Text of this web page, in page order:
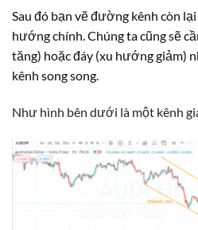
Sau đó bạn vẽ đường kênh còn
hướng chính. Chúng ta cũng sẽ
tăng) hoặc đáy (xu hướng giảm)
kênh song song.
Như hình bên dưới là một kênh